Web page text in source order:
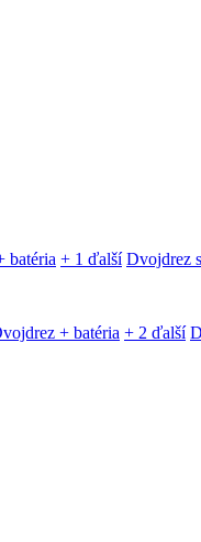
batéria + 1 ďalší Dvojdrez
+ batéria + 2 ďalší